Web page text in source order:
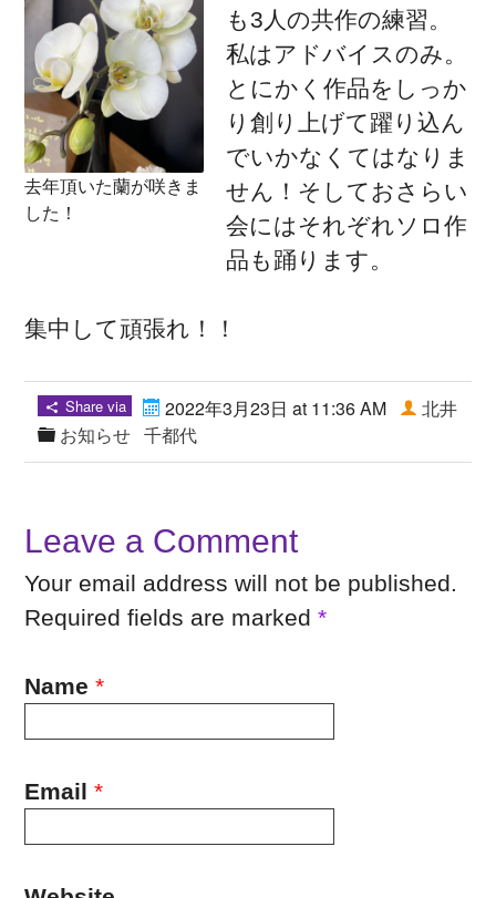
去年頂いた蘭が咲きま
した！
も3人の共作の練習。
私はアドバイスのみ。
とにかく作品をしっか
り創り上げて躍り込ん
でいかなくてはなりま
せん！そしておさらい
会にはそれぞれソロ作
品も踊ります。
集中して頑張れ！！
Share via
2022年3月23日 at 11:36 AM
お知らせ
北井
千都代
Leave a Comment
Your email address will not be published.
Required fields are marked*
Name *
Email *